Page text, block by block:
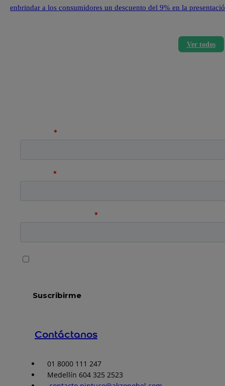
enbrindar a los consumidores un descuento del 9% en la
Ver todos
Contáctanos
01 8000 111 247
Medellín 604 325 2523